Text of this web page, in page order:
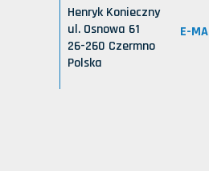
Henryk Konieczny
ul. Osnowa 61
26-260 Czermno
Polska
E-